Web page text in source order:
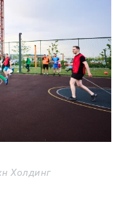
Холдинг